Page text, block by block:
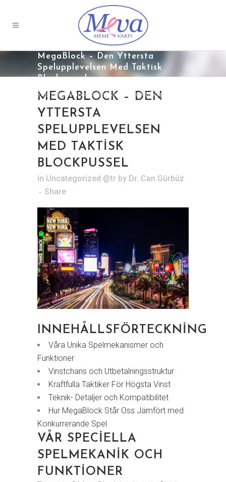
MegaBlock – Den Yttersta
Spelupplevelsen Med Taktisk
Blockpussel
Yttersta Spelupplevelsen Med Taktisk Blockpussel
MEGABLOCK – DEN
YTTERSTA
SPELUPPLEVELSEN
MED TAKTISK
BLOCKPUSSEL
in Uncategorized @tr by Dr. Can Gürbüz
Share
INNEHÅLLSFÖRTECKNING
Våra Unika Spelmekanismer och
Funktioner
Vinstchans och Utbetalningsstruktur
Kraftfulla Taktiker För Högsta Vinst
Teknik- Detaljer och Kompatibilitet
Hur MegaBlock Står Oss Jämfört med
Konkurrerande Spel
VÅR SPECIELLA
SPELMEKANIK OCH
FUNKTIONER